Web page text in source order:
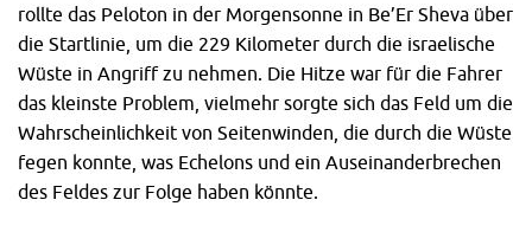
rollte das Peloton in der Morgensonne in Be’Er Sheva über
die Startlinie, um die 229 Kilometer durch die israelische
Wüste in Angriff zu nehmen. Die Hitze war für die Fahrer
das kleinste Problem, vielmehr sorgte sich das Feld um die
Wahrscheinlichkeit von Seitenwinden, die durch die Wüste
fegen konnte, was Echelons und ein Auseinanderbrechen
des Feldes zur Folge haben könnte.